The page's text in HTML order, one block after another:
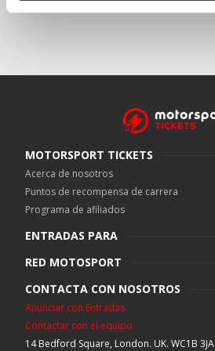
MOTORSPORT TICKETS
Acerca de nosotros
Puntos de recompensa de carrera
Programa de afiliados
ENTRADAS PARA
RED MOTOSPORT
CONTACTA CON NOSOTROS
Anunciar con Entradas
Contactar con el equipo
14 Bedford Square, London. UK. WC1B 3JA